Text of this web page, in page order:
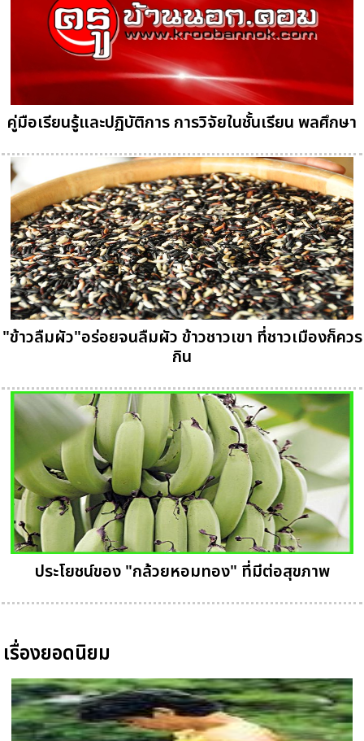
คู่มือเรียนรู้และปฏิบัติการ การวิจัยในชั้นเรียน พลศึกษา
"ข้าวลืมผัว"อร่อยจนลืมผัว ข้าวชาวเขา ที่ชาวเมืองก็ควร
กิน
ประโยชน์ของ "กล้วยหอมทอง" ที่มีต่อสุขภาพ
เรื่องยอดนิยม